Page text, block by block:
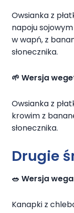
Owsianka z
napoju
w wapń, z
słonecznika.
🌱 Wersja
Owsianka z
krowim z
słonecznika.
Drugie
🥗 Wersja
Kanapki z